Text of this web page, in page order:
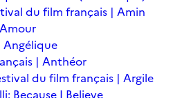
du film français | Amin
Angélique
| Anthéor
du film français | Argile
Because I Believe